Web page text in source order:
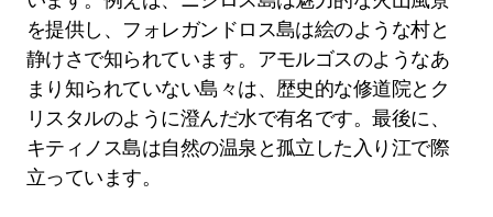
を提供し、フォレガンドロス島は絵のような村と
静けさで知られています。アモルゴスのようなあ
まり知られていない島々は、歴史的な修道院とク
リスタルのように澄んだ水で有名です。最後に、
キティノス島は自然の温泉と孤立した入り江で際
立っています。